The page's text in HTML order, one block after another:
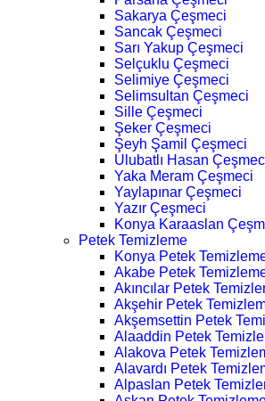
Sakarya Çeşmeci
Sancak Çeşmeci
Sarı Yakup Çeşmeci
Selçuklu Çeşmeci
Selimiye Çeşmeci
Selimsultan Çeşmeci
Sille Çeşmeci
Şeker Çeşmeci
Şeyh Şamil Çeşmeci
Ulubatlı Hasan
Yaka Meram Çeşmeci
Yaylapınar Çeşmeci
Yazır Çeşmeci
Konya Karaaslan
Petek Temizleme
Konya Petek
Akabe Petek
Akıncılar Petek
Akşehir Petek
Akşemsettin Petek
Alaaddin Petek
Alakova Petek
Alavardı Petek
Alpaslan Petek